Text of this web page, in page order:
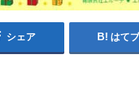
シェア はてブ